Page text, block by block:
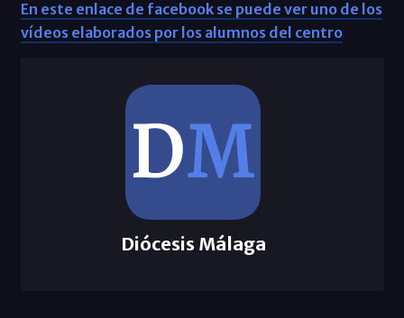
En este enlace de facebook se puede ver uno de los
vídeos elaborados por los alumnos del centro
Diócesis Málaga